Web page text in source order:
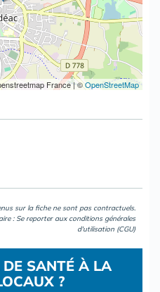
France | ©OpenStreetMap
sur la fiche ne sont pas contractuels.
: Se reporter aux conditions générales
d'utilisation (CGU)
DE SANTÉ À LA
?